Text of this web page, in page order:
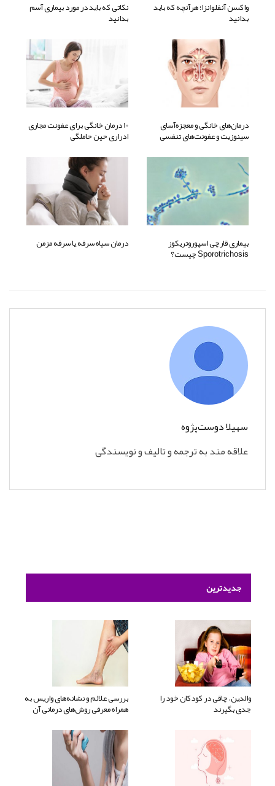
واکسن آنفلوانزا؛ هرآنچه که باید
بدانید
نکاتی که باید در مورد بیماری آسم
بدانید
درمان‌های خانگی و معجزه‌آسای
سینوزیت و عفونت‌های تنفسی
10 درمان خانگی برای عفونت مجاری
ادراری حین حاملگی
بیماری قارچی اسپوروتریکوز
Sporotrichosis چیست؟
درمان سیاه سرفه یا سرفه مزمن
سهیلا دوست‌پژوه
علاقه مند به ترجمه و تالیف و نویسندگی
جدیدترین
والدین، چاقی در کودکان خود را
جدی بگیرند
بررسی علائم و نشانه‌های واریس به
همراه معرفی روش‌های درمانی آن